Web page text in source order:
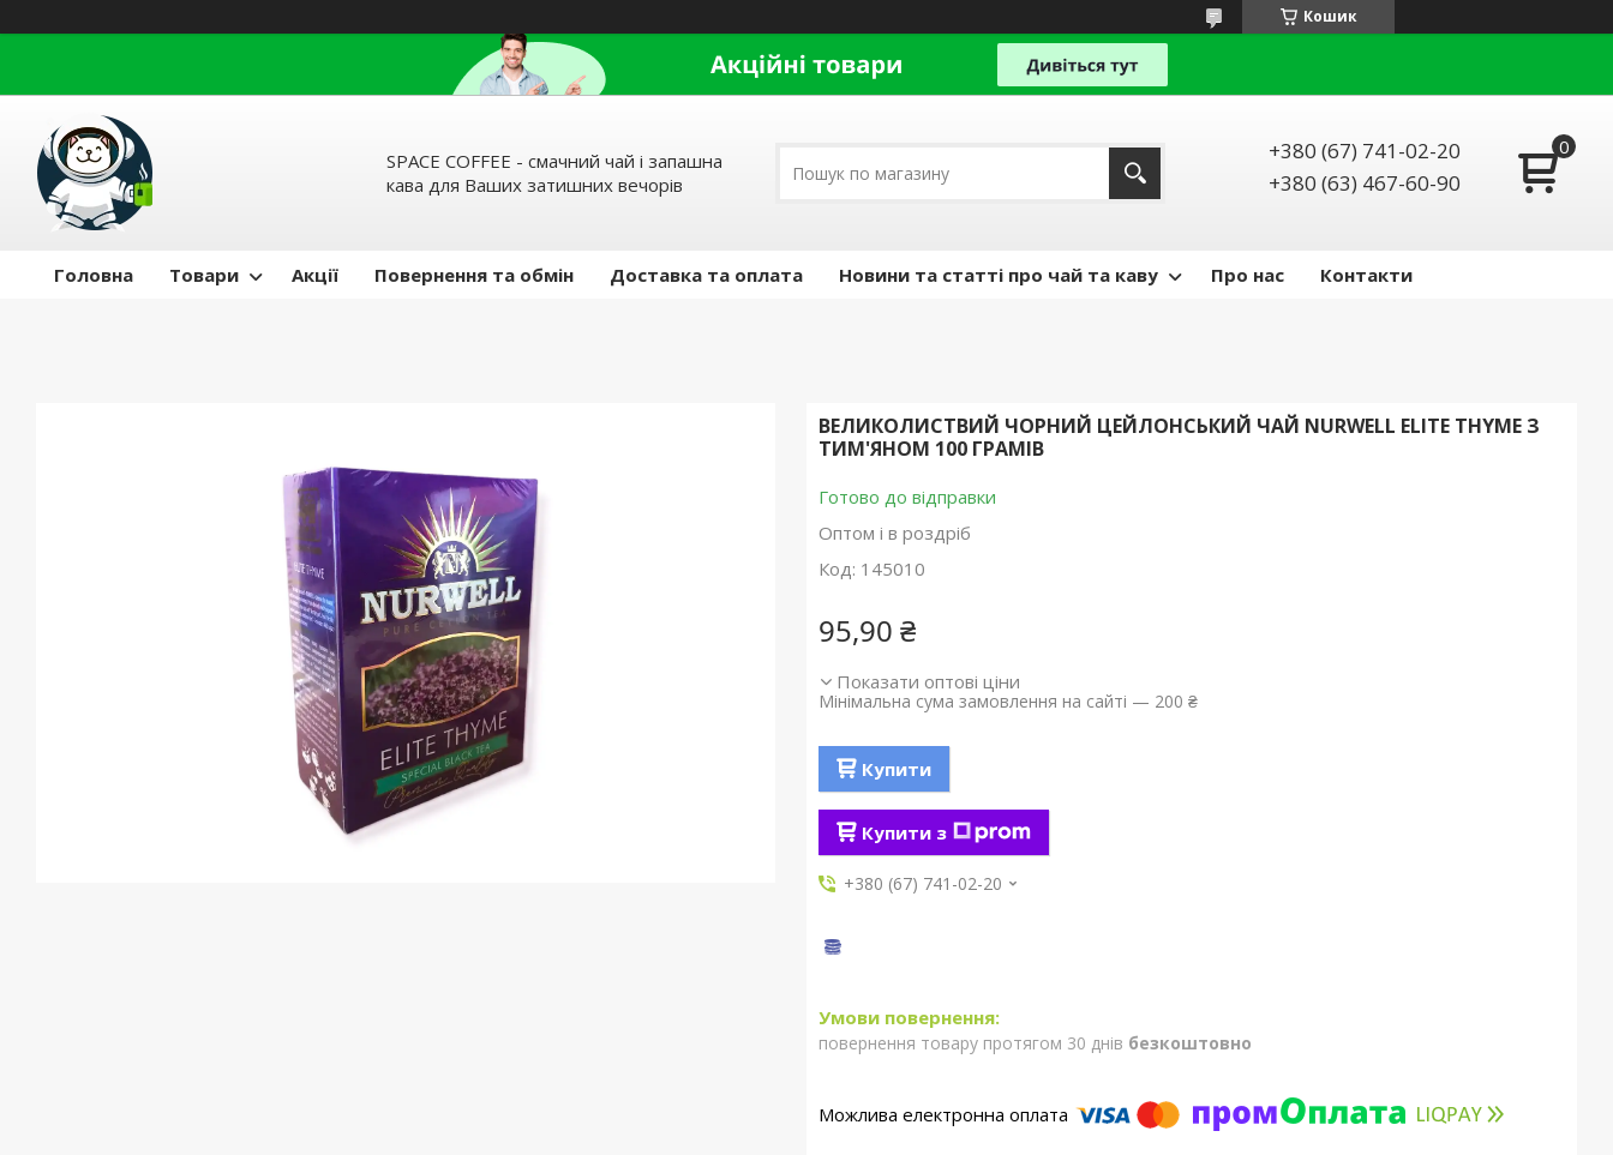
Кошик
SPACE COFFEE - смачний чай і запашна
кава для Ваших затишних вечорів
+380 (67) 741-02-20
+380 (63) 467-60-90
Головна Товари Акції Повернення та обмін Доставка та оплата Новини та статті про чай та каву Про нас Контакти
ВЕЛИКОЛИСТВИЙ ЧОРНИЙ ЦЕЙЛОНСЬКИЙ ЧАЙ NURWELL ELITE THYME З
ТИМ'ЯНОМ 100 ГРАМІВ
Готово до відправки
Оптом і в роздріб
Код: 145010
95,90 ₴
Показати оптові ціни
Мінімальна сума замовлення на сайті — 200 ₴
Купити
Купити з
+380 (67) 741-02-20
повернення товару протягом 30 днів безкоштовно